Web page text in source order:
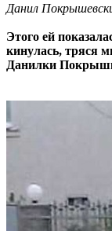
Данил
Этого ей
кинулась, тряся
Данилки